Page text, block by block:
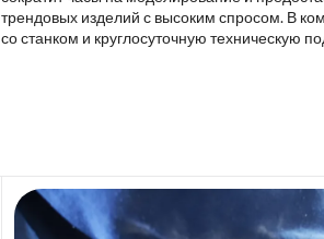
трендовых изделий с высоким спросом. В
со станком и круглосуточную техническую